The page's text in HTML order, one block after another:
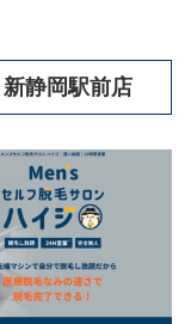
静岡駅前店